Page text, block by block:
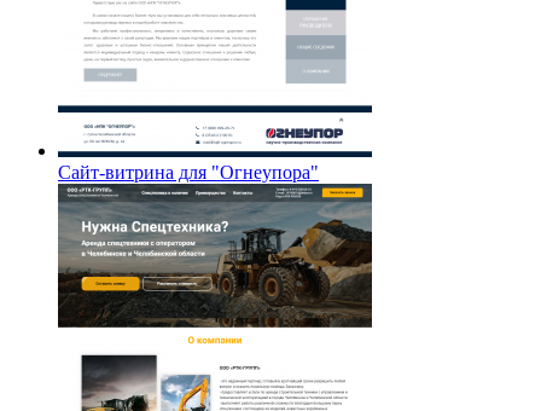
Сайт-витрина для "Огнеупора"